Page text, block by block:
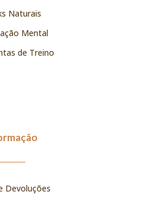
Naturais
Mental
de Treino
Devoluções